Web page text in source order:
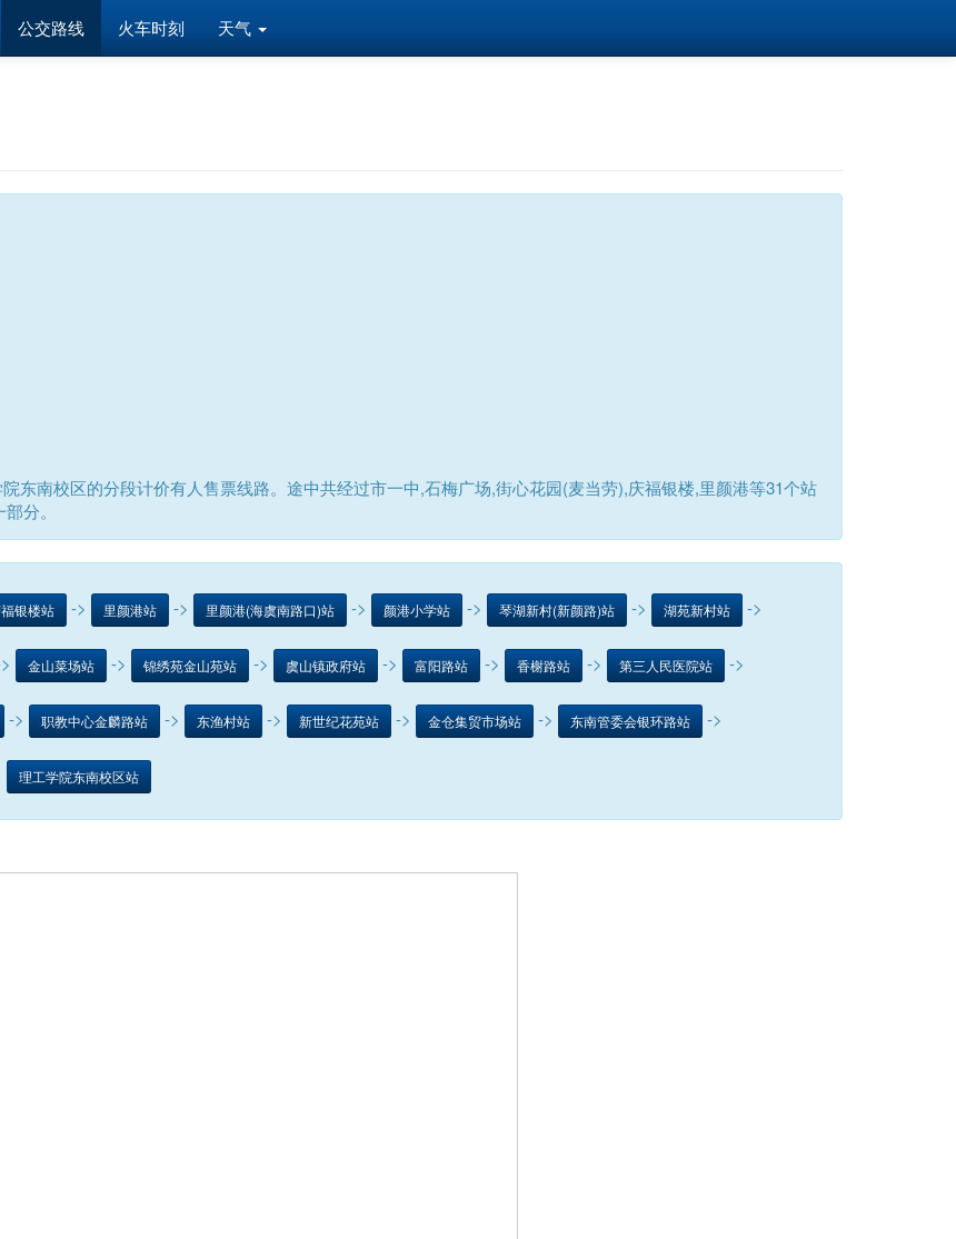
公交路线 火车时刻 天气
东南校区的分段计价有人售票线路。途中共经过市一中,石梅广场,街心花园(麦当劳),庆福银楼,里颜港等31个站
分。
银楼站 -> 里颜港站 -> 里颜港(海虞南路口)站 -> 颜港小学站 -> 琴湖新村(新颜路)站 -> 湖苑新村站 ->
金山菜场站 -> 锦绣苑金山苑站 -> 虞山镇政府站 -> 富阳路站 -> 香榭路站 -> 第三人民医院站 ->
-> 职教中心金麟路站 -> 东渔村站 -> 新世纪花苑站 -> 金仓集贸市场站 -> 东南管委会银环路站 ->
理工学院东南校区站